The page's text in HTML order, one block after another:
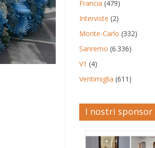
Francia (479)
Interviste (2)
Monte-Carlo (332)
Sanremo (6.336)
V1 (4)
Ventimiglia (611)
I nostri sponsor